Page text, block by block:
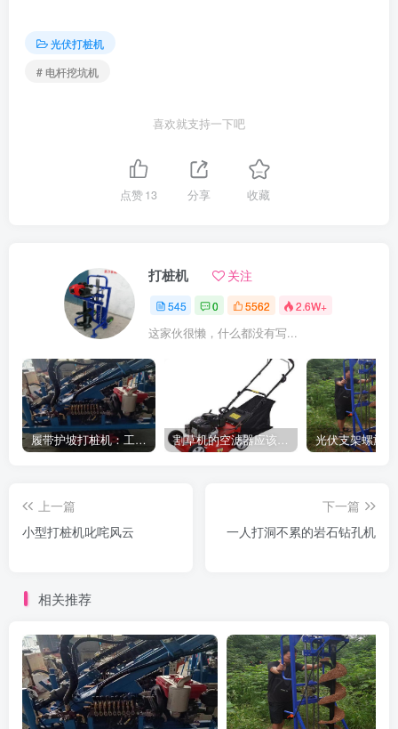
光伏打桩机
# 电杆挖坑机
喜欢就支持一下吧
点赞13 分享 收藏
打桩机 关注
545 0 5562 2.6W+
这家伙很懒，什么都没有写...
履带护坡打桩机：工地施工利器 割草机的空滤器应该怎么清洁
上一篇
小型打桩机叱咤风云
下一篇
一人打洞不累的岩石钻孔机
相关推荐